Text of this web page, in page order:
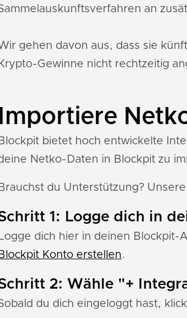
an
gehen davon aus, dass sie
Krypto-Gewinne nicht rechtzeitig
Importiere
Blockpit bietet hoch entwickelte
Netko-Daten in Blockpit zu
Brauchst du Unterstützung?
1: Logge dich in
Logge dich hier in deinen Blockpit-
Blockpit Konto erstellen.
2: Wähle "+
du dich eingeloggt hast,